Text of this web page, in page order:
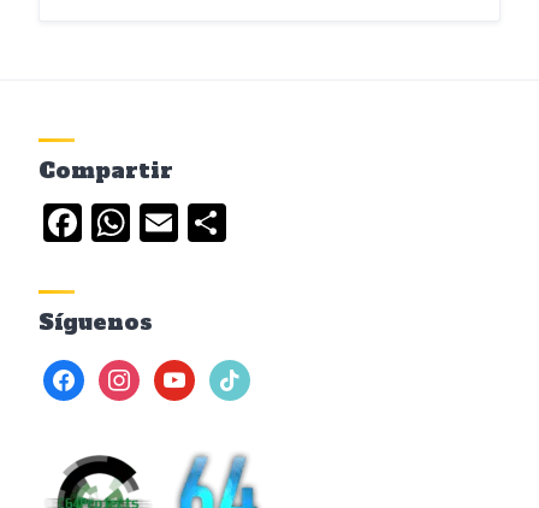
Compartir
Facebook
WhatsApp
Email
Síguenos
facebookinstagramyoutubetiktok